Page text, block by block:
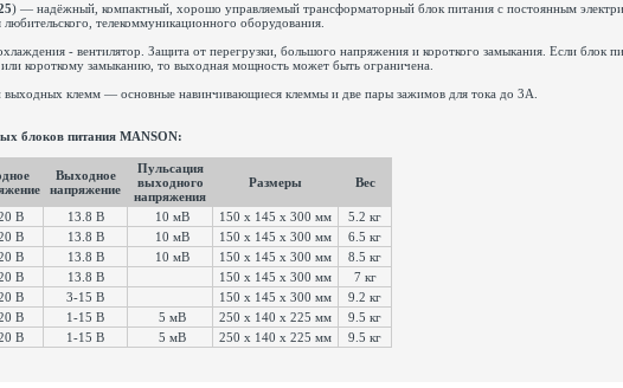
) — надёжный, компактный, хорошо управляемый трансформаторный блок питания с постоянным
телекоммуникационного оборудования.
- вентилятор. Защита от перегрузки, большого напряжения и короткого замыкания. Если блок
короткому замыканию, то выходная мощность может быть ограничена.
выходных клемм — основные навинчивающиеся клеммы и две пары зажимов для тока до 3А.
блоков питания MANSON:
Выходное
напряжение
Пульсация
выходного
напряжения
Размеры Вес
В 13.8 В 10 мВ 150 x 145 x 300 мм
5.2 кг
В 13.8 В 10 мВ 150 x 145 x 300 мм
6.5 кг
В 13.8 В 10 мВ 150 x 145 x 300 мм
8.5 кг
В 13.8 В 150 х 145 х 300 мм
7 кг
В 3-15 В 150 х 145 х 300 мм
9.2 кг
В 1-15 В 5 мВ 250 x 140 x 225 мм
9.5 кг
В 1-15 В 5 мВ 250 х 140 х 225 мм 9.5 кг